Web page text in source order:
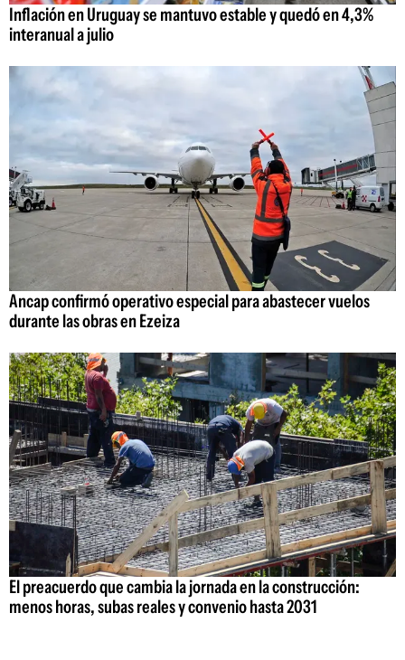
Inflación en Uruguay se mantuvo estable y quedó en 4,3%
interanual a julio
Ancap confirmó operativo especial para abastecer vuelos
durante las obras en Ezeiza
El preacuerdo que cambia la jornada en la construcción:
menos horas, subas reales y convenio hasta 2031